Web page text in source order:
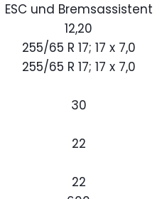
ESC und Bremsassistent
12,20
255/65 R 17; 17 x 7,0
255/65 R 17; 17 x 7,0
30
22
22